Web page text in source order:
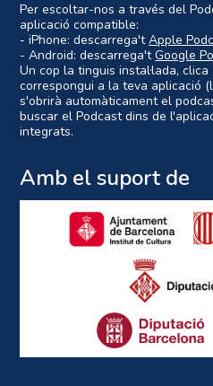
Per escoltar-nos a través del
aplicació compatible:
- iPhone: descarrega'tApple
- Android: descarrega'tGoogle
Un cop la tinguis instal·lada,
correspongui a la teva aplicació
s'obrirà automàticament el
buscar el Podcast dins de
integrats.
Amb el suport de